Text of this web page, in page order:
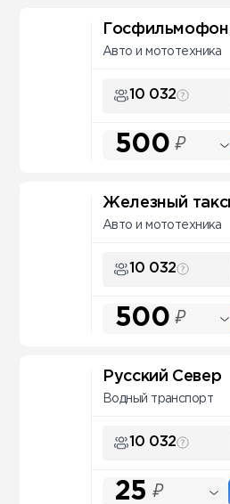
Авто и мототехника
10 032
500 ₽
Железный
Авто и мототехника
10 032
500 ₽
Русский Север
Водный транспорт
10 032
25 ₽